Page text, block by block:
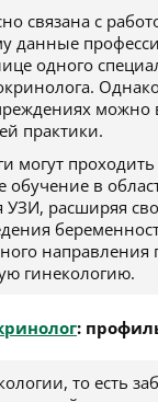
связана с
данные
одного
можно
практики.
могут проходить
обучение в
расширяя
направления
гинекологию.
:
то есть